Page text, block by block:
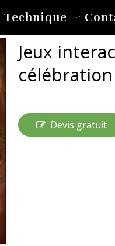
Technique
Jeux
célébration
Devis gratuit